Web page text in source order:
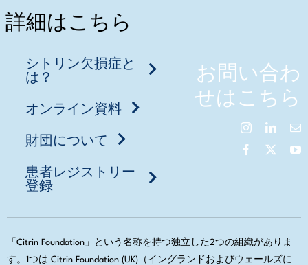
詳細はこちら
シトリン欠損症と
は？
オンライン資料
財団について
患者レジストリー
登録
お問い合わ
せはこちら
「Citrin Foundation」という名称を持つ独立した2つの組織がありま
す。1つは Citrin Foundation (UK)（イングランドおよびウェールズに